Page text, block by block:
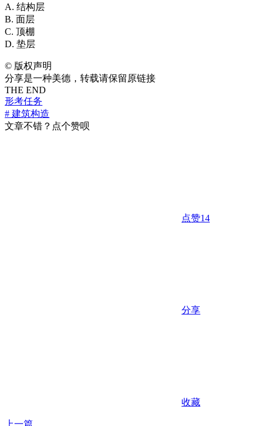
A. 结构层
B. 面层
C. 顶棚
D. 垫层
© 版权声明
分享是一种美德，转载请保留原链接
THE END
形考任务
# 建筑构造
文章不错？点个赞呗
点赞14
分享
收藏
上一篇